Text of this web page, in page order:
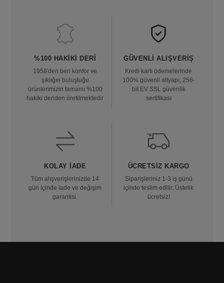
%100 HAKIKI DERI
1958'den beri konfor ve
şıklığın buluştuğu
ürünlerimizin tamamı %100
hakiki deriden üretilmektedir
GÜVENLI ALIŞVERIŞ
Kredi kartı ödemelerinde
100% güvenli altyapı, 256-
bit EV SSL güvenlik
sertifikası
KOLAY İADE
Tüm alışverişlerinizde 14
gün içinde iade ve değişim
garantisi.
ÜCRETSIZ KARGO
Siparişleriniz 1-3 iş günü
içinde teslim edilir. Üstelik
ücretsiz!